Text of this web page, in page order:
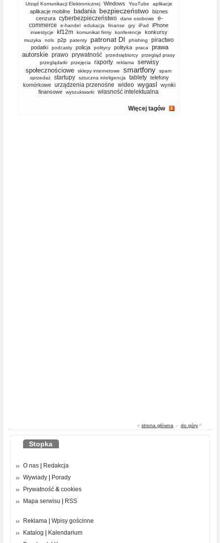
Urząd Komunikacji Elektronicznej Windows YouTube aplikacje
aplikacje mobilne badania bezpieczeństwo biznes
cenzura cyberbezpieczeństwo dane osobowe
e-
commerce
e-handel edukacja finanse gry iPad iPhone
inwestycje kf12m komunikat firmy konferencje konkursy
muzyka nols p2p patenty patronat DI phishing piractwo
podatki podcasty policja politycy polityka praca
prawa
autorskie prawo prywatność przedsiębiorcy
przegląd prasy
przeglądarki
przejęcia raporty reklama
serwisy
społecznościowe
sklepy internetowe smartfony
spam
sprzedaż
startupy sztuczna inteligencja tablety telefony
komórkowe
urządzenia przenośne wideo wygasl
wyniki
finansowe
wyszukiwarki własność intelektualna
Więcej tagów
« strona główna - do góry ^
Stopka
O nas
Redakcja
Wywiady
Porady
Prywatność & cookies
Mapa serwisu
RSS
Reklama
Wpisy gościnne
Katalog
Kalendarium